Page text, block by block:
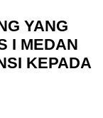
YANG
I MEDAN
KEPADA